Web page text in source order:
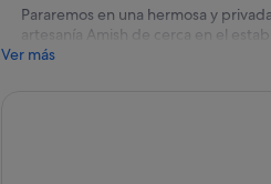
Pararemos en una hermosa y
artesanía Amish de cerca en el
Ver más